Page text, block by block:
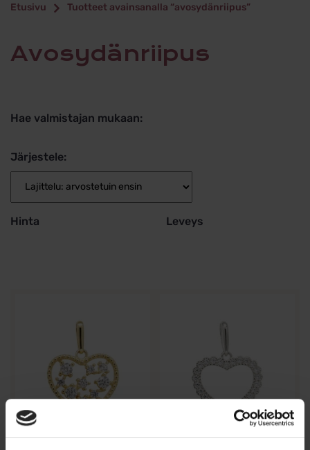
Etusivu Tuotteet avainsanalla “avosydänriipus”
avosydänriipus
Hae valmistajan mukaan:
Järjestele:
Hinta Leveys